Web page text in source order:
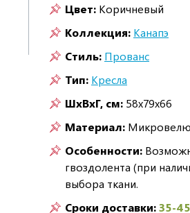
Цвет: Коричневый
Коллекция: Канапэ
Стиль: Прованс
Тип: Кресла
ШxВxГ, см: 58x79x66
Материал:
Особенности:
гвоздолента (при
выбора ткани.
Сроки доставки:35-